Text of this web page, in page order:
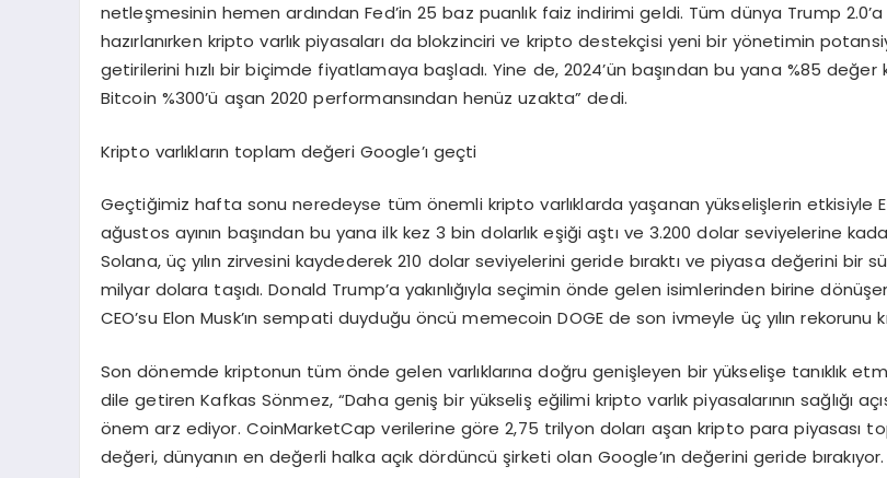
netleşmesinin hemen ardından Fed’in 25 baz puanlık faiz indirimi geldi. Tüm dünya Trump 2.0’a
hazırlanırken kripto varlık piyasaları da blokzinciri ve kripto destekçisi yeni bir yönetimin
getirilerini hızlı bir biçimde fiyatlamaya başladı. Yine de, 2024’ün başından bu yana %85 değer
Bitcoin %300’ü aşan 2020 performansından henüz uzakta” dedi.
Kripto varlıkların toplam değeri Google’ı geçti
Geçtiğimiz hafta sonu neredeyse tüm önemli kripto varlıklarda yaşanan yükselişlerin etkisiyle
ağustos ayının başından bu yana ilk kez 3 bin dolarlık eşiği aştı ve 3.200 dolar seviyelerine
Solana, üç yılın zirvesini kaydederek 210 dolar seviyelerini geride bıraktı ve piyasa değerini bir
milyar dolara taşıdı. Donald Trump’a yakınlığıyla seçimin önde gelen isimlerinden birine
CEO’su Elon Musk’ın sempati duyduğu öncü memecoin DOGE de son ivmeyle üç yılın rekorunu
Son dönemde kriptonun tüm önde gelen varlıklarına doğru genişleyen bir yükselişe tanıklık
dile getiren Kafkas Sönmez, “Daha geniş bir yükseliş eğilimi kripto varlık piyasalarının sağlığı
önem arz ediyor. CoinMarketCap verilerine göre 2,75 trilyon doları aşan kripto para piyasası
değeri, dünyanın en değerli halka açık dördüncü şirketi olan Google’ın değerini geride